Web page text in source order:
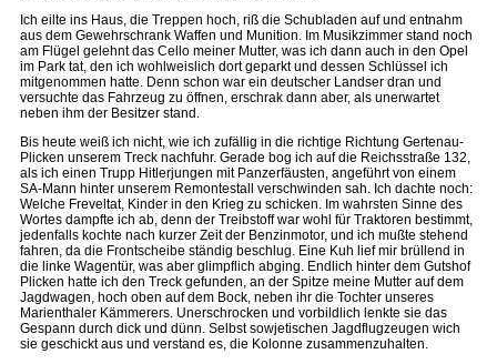
Ich eilte ins Haus, die Treppen hoch, riß die Schubladen auf und entnahm
aus dem Gewehrschrank Waffen und Munition. Im Musikzimmer stand noch
am Flügel gelehnt das Cello meiner Mutter, was ich dann auch in den Opel
im Park tat, den ich wohlweislich dort geparkt und dessen Schlüssel ich
mitgenommen hatte. Denn schon war ein deutscher Landser dran und
versuchte das Fahrzeug zu öffnen, erschrak dann aber, als unerwartet
neben ihm der Besitzer stand.
Bis heute weiß ich nicht, wie ich zufällig in die richtige Richtung Gertenau-
Plicken unserem Treck nachfuhr. Gerade bog ich auf die Reichsstraße 132,
als ich einen Trupp Hitlerjungen mit Panzerfäusten, angeführt von einem
SA-Mann hinter unserem Remontestall verschwinden sah. Ich dachte noch:
Welche Freveltat, Kinder in den Krieg zu schicken. Im wahrsten Sinne des
Wortes dampfte ich ab, denn der Treibstoff war wohl für Traktoren bestimmt,
jedenfalls kochte nach kurzer Zeit der Benzinmotor, und ich mußte stehend
fahren, da die Frontscheibe ständig beschlug. Eine Kuh lief mir brüllend in
die linke Wagentür, was aber glimpflich abging. Endlich hinter dem Gutshof
Plicken hatte ich den Treck gefunden, an der Spitze meine Mutter auf dem
Jagdwagen, hoch oben auf dem Bock, neben ihr die Tochter unseres
Marienthaler Kämmerers. Unerschrocken und vorbildlich lenkte sie das
Gespann durch dick und dünn. Selbst sowjetischen Jagdflugzeugen wich
sie geschickt aus und verstand es, die Kolonne zusammenzuhalten.